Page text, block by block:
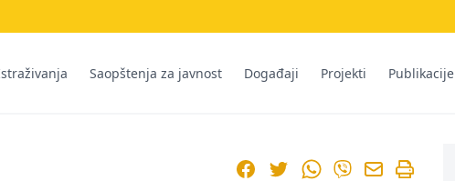
Saopštenja za javnost Događaji Projekti Publikacije
FacebookTwitterWhatsApp
Viber